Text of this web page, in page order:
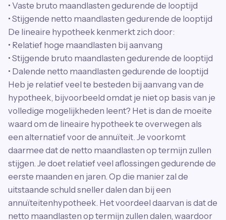
• Vaste bruto maandlasten gedurende de looptijd
• Stijgende netto maandlasten gedurende de looptijd
De lineaire hypotheek kenmerkt zich door:
• Relatief hoge maandlasten bij aanvang
• Stijgende bruto maandlasten gedurende de looptijd
• Dalende netto maandlasten gedurende de looptijd
Heb je relatief veel te besteden bij aanvang van de
hypotheek, bijvoorbeeld omdat je niet op basis van je
volledige mogelijkheden leent? Het is dan de moeite
waard om de lineaire hypotheek te overwegen als
een alternatief voor de annuïteit. Je voorkomt
daarmee dat de netto maandlasten op termijn zullen
stijgen. Je doet relatief veel aflossingen gedurende de
eerste maanden en jaren. Op die manier zal de
uitstaande schuld sneller dalen dan bij een
annuïteitenhypotheek. Het voordeel daarvan is dat de
netto maandlasten op termijn zullen dalen, waardoor